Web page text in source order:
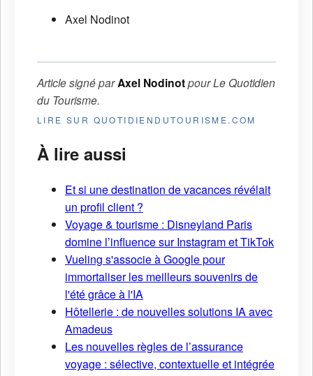
Axel Nodinot
Article signé parAxel NodinotpourLe Quotidien
du Tourisme.
LIRE SUR QUOTIDIENDUTOURISME.COM
À lire aussi
Et si une destination de vacances révélait
un profil client ?
Voyage & tourisme : Disneyland Paris
domine l’influence sur Instagram et TikTok
Vueling s'associe à Google pour
immortaliser les meilleurs souvenirs de
l'été grâce à l'IA
Hôtellerie : de nouvelles solutions IA avec
Amadeus
Les nouvelles règles de l’assurance
voyage : sélective, contextuelle et intégrée